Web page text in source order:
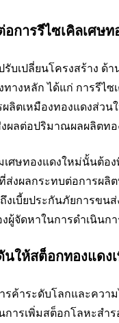
การรีไซเคิลเศษท
เปลี่ยนโครงสร้าง ด้
งหลัก ได้แก่ การรีไซ
ตเหมืองทองแดงส่วน
ผลต่อปริมาณผลผลิตทอ
ศษทองแดงใหม่นั้นต้อ
ผลกระทบต่อการผลิต
เบี้ยประกันภัยการขน
จัดหาในการดำเนินกา
ให้สต็อกทองแดง
รค้าระดับโลกและคว
ารเพิ่มสต็อกโลหะสำ